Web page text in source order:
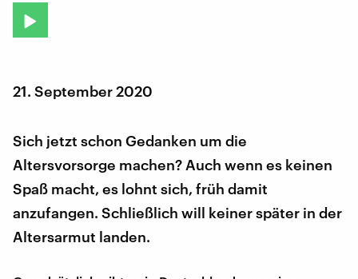
21. September 2020
Sich jetzt schon Gedanken um die
Altersvorsorge machen? Auch wenn es keinen
Spaß macht, es lohnt sich, früh damit
anzufangen. Schließlich will keiner später in der
Altersarmut landen.